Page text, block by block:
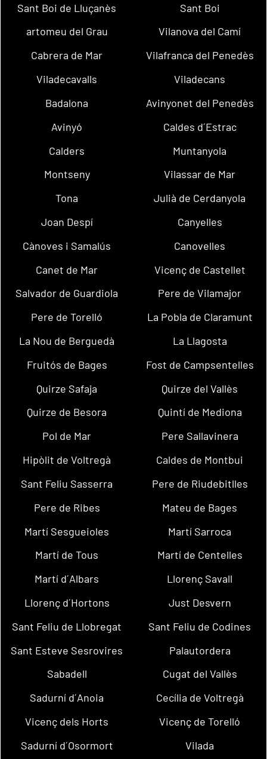
Sant Boi de Lluçanès
Sant Boi
artomeu del Grau
Vilanova del Camí
Cabrera de Mar
Vilafranca del Penedès
Viladecavalls
Viladecans
Badalona
Avinyonet del Penedès
Avinyó
Caldes d´Estrac
Calders
Muntanyola
Montseny
Vilassar de Mar
Tona
Julià de Cerdanyola
Joan Despí
Canyelles
Cànoves i Samalús
Canovelles
Canet de Mar
Vicenç de Castellet
Salvador de Guardiola
Pere de Vilamajor
Pere de Torelló
La Pobla de Claramunt
La Nou de Berguedà
La Llagosta
Fruitós de Bages
Fost de Campsentelles
Quirze Safaja
Quirze del Vallès
Quirze de Besora
Quintí de Mediona
Pol de Mar
Pere Sallavinera
Hipòlit de Voltregà
Caldes de Montbui
Sant Feliu Sasserra
Pere de Riudebitlles
Pere de Ribes
Mateu de Bages
Martí Sesgueioles
Martí Sarroca
Martí de Tous
Martí de Centelles
Martí d´Albars
Llorenç Savall
Llorenç d´Hortons
Just Desvern
Sant Feliu de Llobregat
Sant Feliu de Codines
Sant Esteve Sesrovires
Palautordera
Sabadell
Cugat del Vallès
Sadurní d´Anoia
Cecília de Voltregà
Vicenç dels Horts
Vicenç de Torelló
Sadurní d´Osormort
Vilada